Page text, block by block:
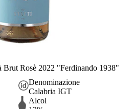
Brut Rosè 2022 "Ferdinando 1938"
Denominazione
Calabria IGT
Alcol